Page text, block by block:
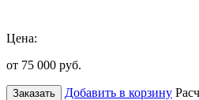
Цена:
от 75 000 руб.
Заказать Добавить в корзину